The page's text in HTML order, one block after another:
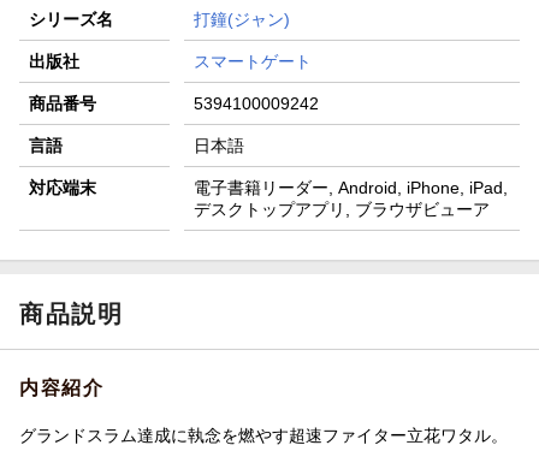
シリーズ名 打鐘(ジャン)
出版社 スマートゲート
商品番号 5394100009242
言語 日本語
対応端末
電子書籍リーダー, Android, iPhone, iPad,
デスクトップアプリ, ブラウザビューア
商品説明
内容紹介
グランドスラム達成に執念を燃やす超速ファイター立花ワタル。